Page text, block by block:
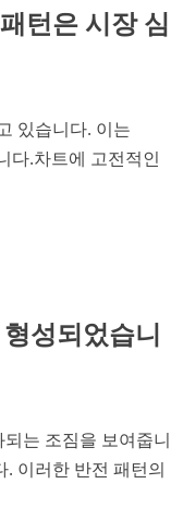
턴은 시장 심
있습니다. 이는
다.차트에 고전적인
성되었습니
는 조짐을 보여줍니
이러한 반전 패턴의